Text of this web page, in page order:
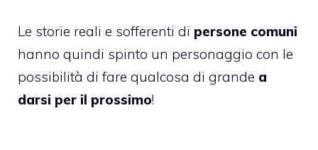
Le storie reali e sofferenti di persone comuni
hanno quindi spinto un personaggio con le
possibilità di fare qualcosa di grande a
darsi per il prossimo!